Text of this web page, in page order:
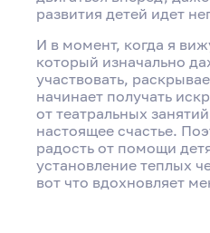
развития детей идет
И в момент, когда я
который изначально
участвовать,
начинает получать
от театральных
настоящее счастье.
радость от помощи
установление теплых
вот что вдохновляет